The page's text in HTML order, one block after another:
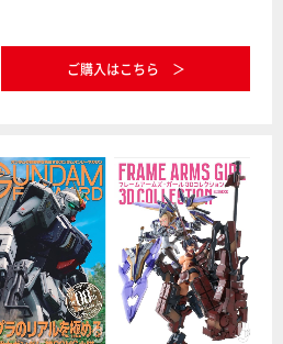
ご購入はこちら